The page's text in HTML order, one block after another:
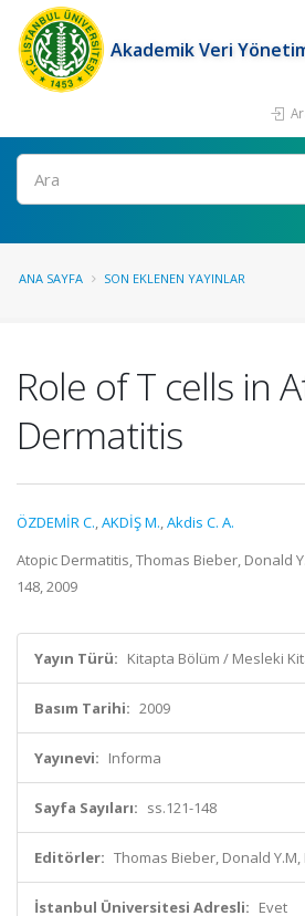
Akademik Veri
Ara
ANA SAYFA SON EKLENEN YAYINLAR
Role of T cells in
Dermatitis
ÖZDEMİR C.,AKDİŞ M.,Akdis C. A.
Atopic Dermatitis, Thomas Bieber, Donald
148, 2009
Yayın Türü: Kitapta Bölüm / Mesleki
Basım Tarihi: 2009
Yayınevi: Informa
Sayfa Sayıları: ss.121-148
Editörler: Thomas Bieber, Donald Y.M,
İstanbul Üniversitesi Adresli: Evet